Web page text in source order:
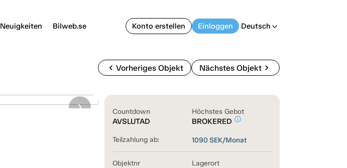
Neuigkeiten Bilweb.se Konto erstellen Einloggen Deutsch arrow_back_ios
chevron_left Vorheriges Objekt Nächstes Objektchevron_right
Countdown
AVSLUTAD
Höchstes Gebot
BROKERED info_outline
Teilzahlung ab: 1090 SEK/Monat
Objektnr
Lagerort